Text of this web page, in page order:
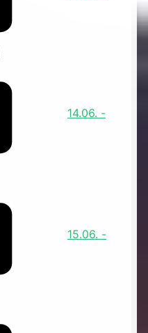
14.06. -
15.06. -